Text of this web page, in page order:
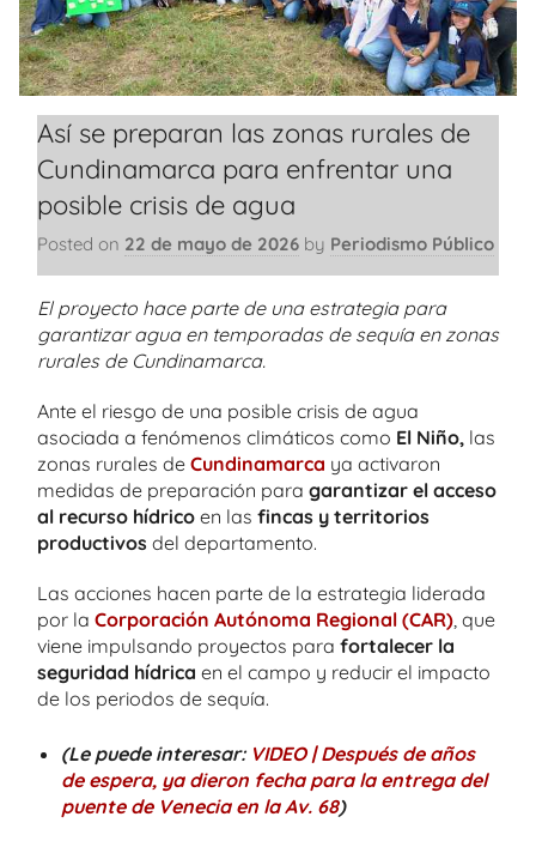
Así se preparan las zonas rurales de
Cundinamarca para enfrentar una
posible crisis de agua
Posted on 22 de mayo de 2026 by Periodismo Público
El proyecto hace parte de una estrategia para
garantizar agua en temporadas de sequía en zonas
rurales de Cundinamarca.
Ante el riesgo de una posible crisis de agua
asociada a fenómenos climáticos como El Niño, las
zonas rurales de Cundinamarca ya activaron
medidas de preparación para garantizar el acceso
al recurso hídrico en las fincas y territorios
productivos del departamento.
Las acciones hacen parte de la estrategia liderada
por la Corporación Autónoma Regional (CAR) , que
viene impulsando proyectos para fortalecer la
seguridad hídrica en el campo y reducir el impacto
de los periodos de sequía.
(Le puede interesar: VIDEO | Después de años
de espera, ya dieron fecha para la entrega del
puente de Venecia en la Av. 68)